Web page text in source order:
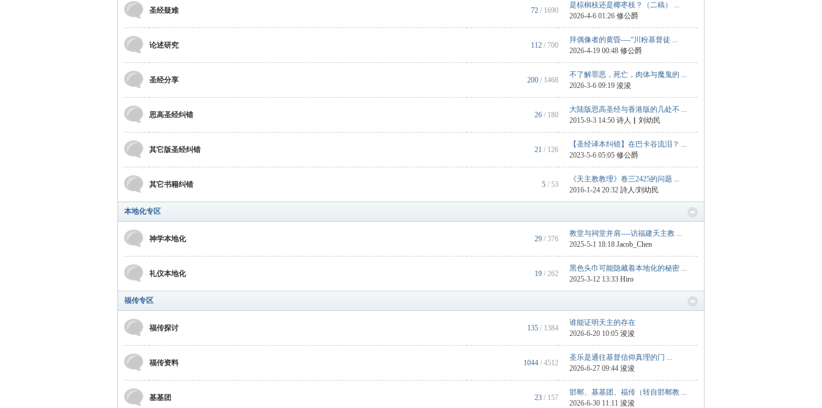
圣经疑难 72 / 1690
是棕榈枝还是椰枣枝？（二稿） ...
2026-4-6 01:26 修公爵
论述研究 112 / 700
拜偶像者的黄昏----“川粉基督徒 ...
2026-4-19 00:48 修公爵
圣经分享 200 / 1468
不了解罪恶，死亡，肉体与魔鬼的 ...
2026-3-6 09:19 浚浚
思高圣经纠错 26 / 180
大陆版思高圣经与香港版的几处不 ...
2015-9-3 14:50 诗人▏刘幼民
其它版圣经纠错 21 / 126
【圣经译本纠错】在巴卡谷流泪？ ...
2023-5-6 05:05 修公爵
其它书籍纠错 5 / 53
《天主教教理》卷三2425的问题 ...
2016-1-24 20:32 詩人/刘幼民
本地化专区
神学本地化 29 / 376
教堂与祠堂并肩----访福建天主教 ...
2025-5-1 18:18 Jacob_Chen
礼仪本地化 19 / 262
黑色头巾可能隐藏着本地化的秘密 ...
2025-3-12 13:33 Hiro
福传专区
福传探讨 135 / 1384
谁能证明天主的存在
2026-6-20 10:05 浚浚
福传资料 1044 / 4512
圣乐是通往基督信仰真理的门 ...
2026-6-27 09:44 浚浚
基基团 23 / 157
邯郸、基基团、福传（转自邯郸教 ...
2026-6-30 11:11 浚浚